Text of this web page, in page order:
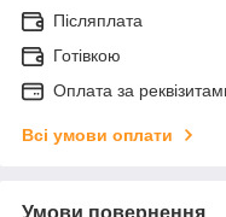
Післяплата
Готівкою
Оплата за
Всі умови оплати
Умови повернення